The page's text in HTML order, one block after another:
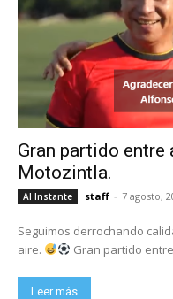
Gran partido entre
Motozintla.
Al Instante staff - 7 agosto,
Seguimos derrochando
aire.
Gran partido
Leer más